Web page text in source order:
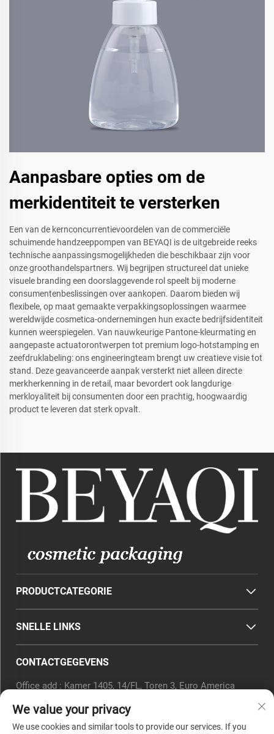
Aanpasbare opties om de
merkidentiteit te versterken
Een van de kernconcurrentievoordelen van de commerciële
schuimende handzeeppompen van BEYAQI is de uitgebreide reeks
technische aanpassingsmogelijkheden die beschikbaar zijn voor
onze groothandelspartners. Wij begrijpen structureel dat unieke
visuele branding een doorslaggevende rol speelt bij moderne
consumentenbeslissingen over aankopen. Daarom bieden wij
flexibele, op maat gemaakte verpakkingsoplossingen waarmee
wereldwijde cosmetica-ondernemingen hun exacte bedrijfsidentiteit
kunnen weerspiegelen. Van nauwkeurige Pantone-kleurmating en
aangepaste actuatorontwerpen tot premium logo-hotstamping en
zeefdruklabeling: ons engineeringteam brengt uw creatieve visie tot
stand. Deze geavanceerde aanpak versterkt niet alleen directe
merkherkenning in de retail, maar bevordert ook langdurige
merkloyaliteit bij consumenten door een prachtig, hoogwaardig
product te leveren dat sterk opvalt.
PRODUCTCATEGORIE
SNELLE LINKS
CONTACTGEGEVENS
Office add : Kamer 1405, 14/FL, Toren 3, Euro America
Hangzhou, Provincie Zhejiang, China.
E-mail:[email protected]
We value your privacy
We use cookies and similar tools to provide our services. If you